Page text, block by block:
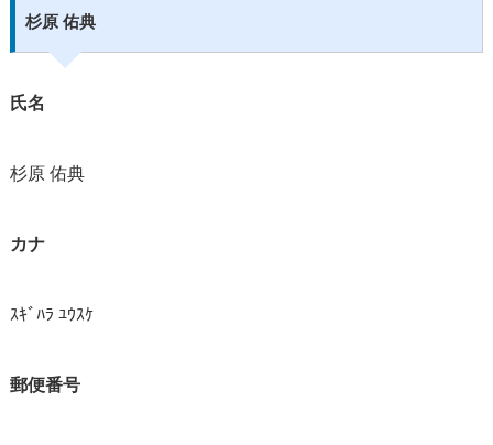
杉原 佑典
氏名
杉原 佑典
カナ
ｽｷﾞﾊﾗ ﾕｳｽｹ
郵便番号